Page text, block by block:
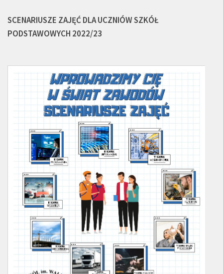
SCENARIUSZE ZAJĘĆ DLA UCZNIÓW SZKÓŁ
PODSTAWOWYCH 2022/23